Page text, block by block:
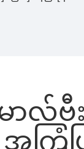
လ်ဗီ
ြံပ